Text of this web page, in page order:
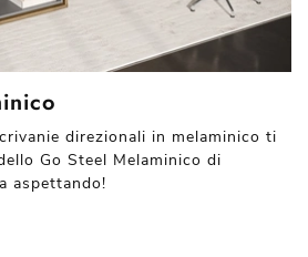
direzionali in melaminico ti
Go Steel Melaminico di
aspettando!